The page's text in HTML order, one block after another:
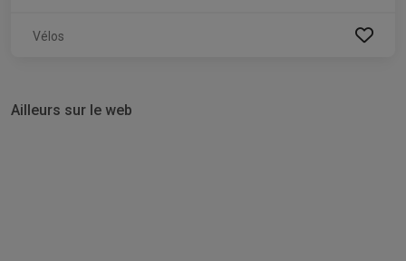
Vélos
Ailleurs sur le web